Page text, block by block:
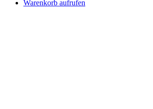
Warenkorb aufrufen